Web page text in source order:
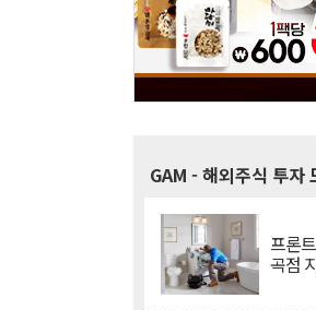
GAM - 해외주식 투자
프론
곡점